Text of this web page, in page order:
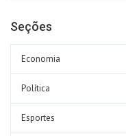
Seções
Economia
Política
Esportes